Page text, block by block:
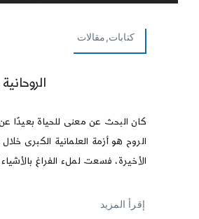
كتابات,مقالات
كان البحث عن معنى للحياة بعيدًا
الروح هو أزمة العلمانية الكبرى خلال
الأخيرة، فسعت لملء الفراغ بالأشياء
إقرأ المزيد